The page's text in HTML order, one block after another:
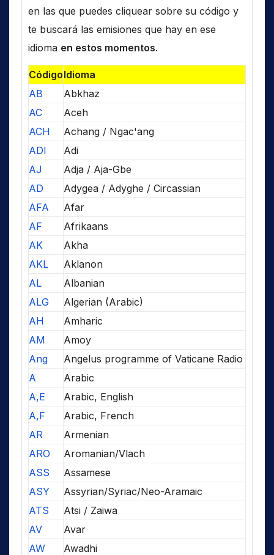
en las que puedes cliquear sobre su código y
te buscará las emisiones que hay en ese
idioma en estos momentos.
CódigoIdioma
AB
Abkhaz
AC
Aceh
ACH
Achang / Ngac'ang
ADI
Adi
AJ
Adja / Aja-Gbe
AD
Adygea / Adyghe / Circassian
AFA
Afar
AF
Afrikaans
AK
Akha
AKL
Aklanon
AL
Albanian
ALG
Algerian (Arabic)
AH
Amharic
AM
Amoy
Ang
Angelus programme of Vaticane Radio
A
Arabic
A,E
Arabic, English
A,F
Arabic, French
AR
Armenian
ARO
Aromanian/Vlach
ASS
Assamese
ASY
Assyrian/Syriac/Neo-Aramaic
ATS
Atsi / Zaiwa
AV
Avar
AW
Awadhi